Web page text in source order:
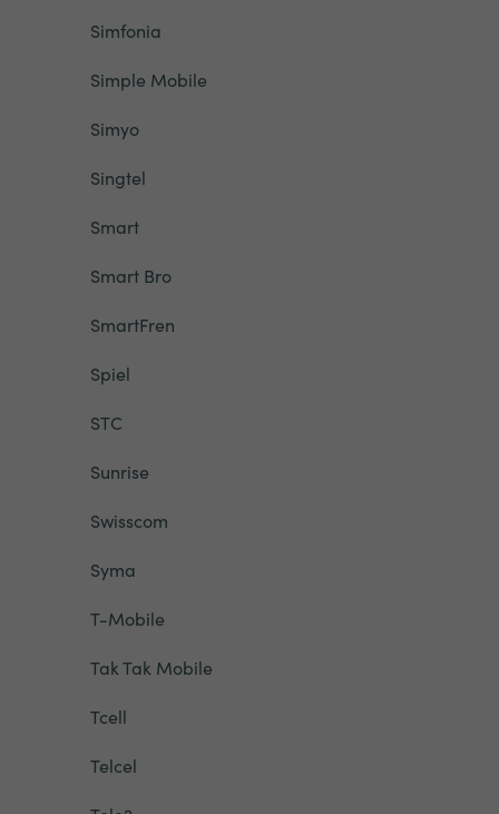
Simfonia
Simple Mobile
Simyo
Singtel
Smart
Smart Bro
SmartFren
Spiel
STC
Sunrise
Swisscom
Syma
T-Mobile
Tak Tak Mobile
Tcell
Telcel